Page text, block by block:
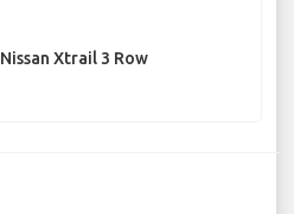
Nissan Xtrail 3 Row